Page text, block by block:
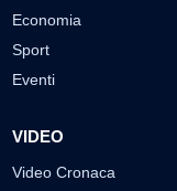
Economia
Sport
Eventi
VIDEO
Video Cronaca